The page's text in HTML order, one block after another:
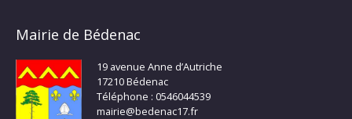
Mairie de Bédenac
19 avenue Anne d’Autriche
17210 Bédenac
Téléphone : 0546044539
mairie@bedenac17.fr